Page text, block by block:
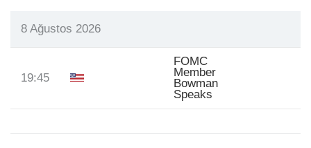
8 Ağustos 2026
19:45
FOMC
Member
Bowman
Speaks